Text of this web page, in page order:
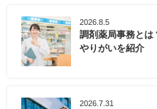
2026.8.5
調剤薬局事務とは
やりがいを紹介
2026.7.31